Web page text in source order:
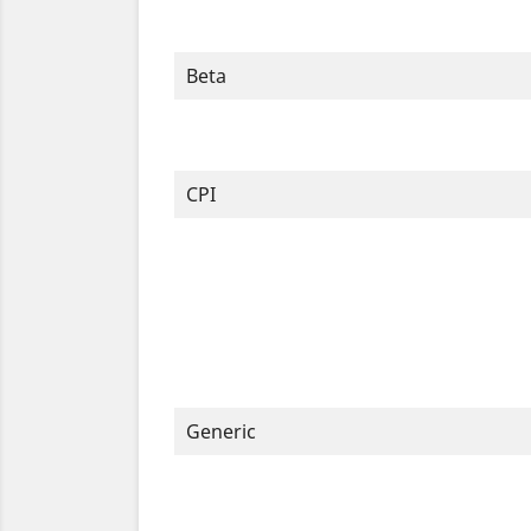
Beta
CPI
Generic